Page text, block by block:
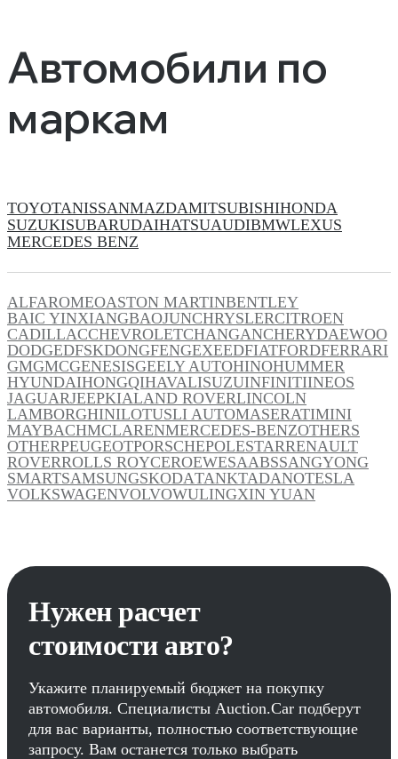
Автомобили по
маркам
TOYOTANISSANMAZDAMITSUBISHIHONDA
SUZUKISUBARUDAIHATSUAUDIBMWLEXUS
MERCEDES BENZ
ALFAROMEOASTON MARTINBENTLEY
BAIC YINXIANGBAOJUNCHRYSLERCITROEN
CADILLACCHEVROLETCHANGANCHERYDAEWOO
DODGEDFSKDONGFENGEXEEDFIATFORDFERRARI
GMGMCGENESISGEELY AUTOHINOHUMMER
HYUNDAIHONGQIHAVALISUZUINFINITIINEOS
JAGUARJEEPKIALAND ROVERLINCOLN
LAMBORGHINILOTUSLI AUTOMASERATIMINI
MAYBACHMCLARENMERCEDES-BENZOTHERS
OTHERPEUGEOTPORSCHEPOLESTARRENAULT
ROVERROLLS ROYCEROEWESAABSSANGYONG
SMARTSAMSUNGSKODATANKTADANOTESLA
VOLKSWAGENVOLVOWULINGXIN YUAN
Нужен расчет
стоимости авто?
Укажите планируемый бюджет на покупку
автомобиля. Специалисты Auction.Car подберут
для вас варианты, полностью соответствующие
запросу. Вам останется только выбрать